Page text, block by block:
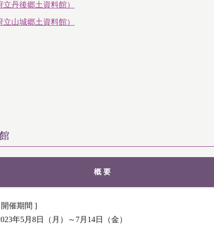
丹後郷土資料館）
山城郷土資料館）
概要
開催期間 ]
年5月8日（月）～7月14日（金）